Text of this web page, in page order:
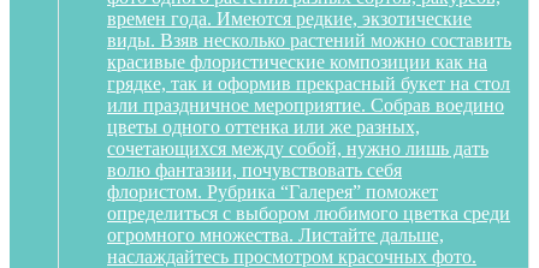
времен года. Имеются редкие, экзотические
виды. Взяв несколько растений можно составить
красивые флористические композиции как на
грядке, так и оформив прекрасный букет на стол
или праздничное мероприятие. Собрав воедино
цветы одного оттенка или же разных,
сочетающихся между собой, нужно лишь дать
волю фантазии, почувствовать себя
флористом. Рубрика “Галерея” поможет
определиться с выбором любимого цветка среди
огромного множества. Листайте дальше,
наслаждайтесь просмотром красочных фото.